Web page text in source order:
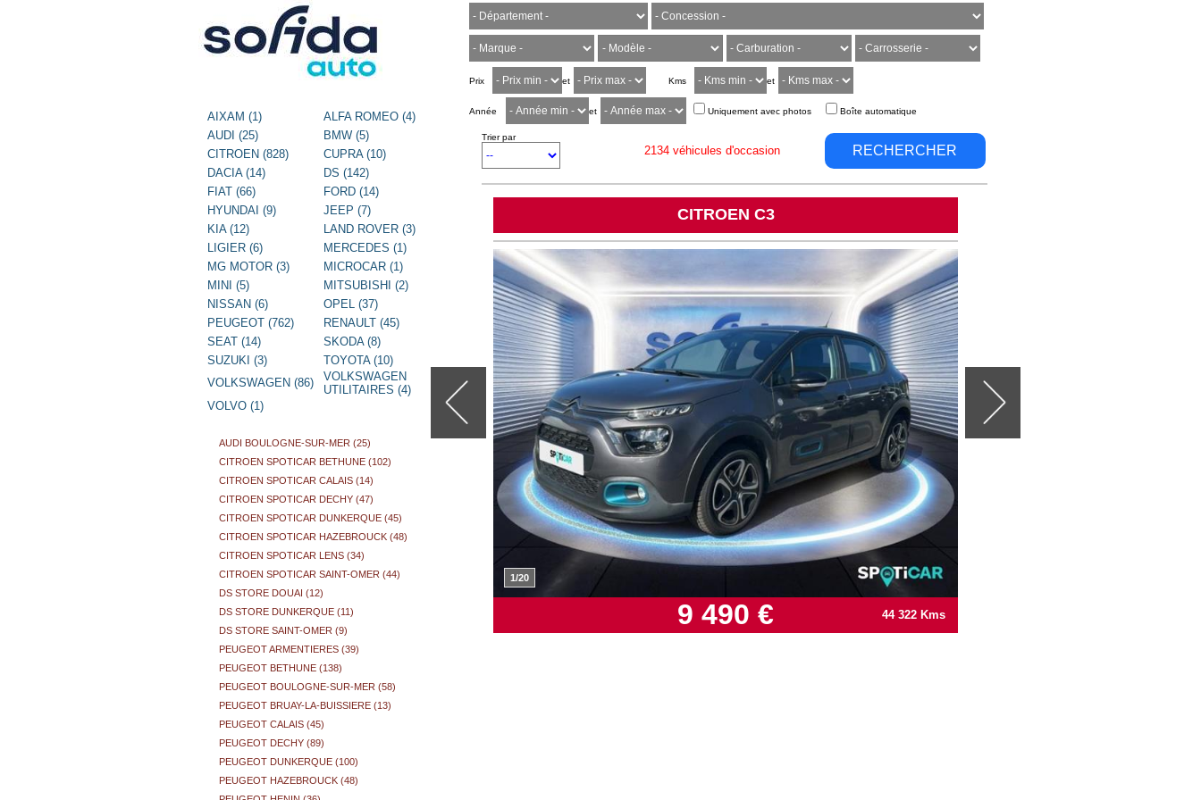
AIXAM (1)
ALFA ROMEO (4)
AUDI (25)
BMW (5)
CITROEN (828)
CUPRA (10)
DACIA (14)
DS (142)
FIAT (66)
FORD (14)
HYUNDAI (9)
JEEP (7)
KIA (12)
LAND ROVER (3)
LIGIER (6)
MERCEDES (1)
MG MOTOR (3)
MICROCAR (1)
MINI (5)
MITSUBISHI (2)
NISSAN (6)
OPEL (37)
PEUGEOT (762)
RENAULT (45)
SEAT (14)
SKODA (8)
SUZUKI (3)
TOYOTA (10)
VOLKSWAGEN (86)
VOLKSWAGEN
UTILITAIRES (4)
VOLVO (1)
AUDI BOULOGNE-SUR-MER (25)
CITROEN SPOTICAR BETHUNE (102)
CITROEN SPOTICAR CALAIS (14)
CITROEN SPOTICAR DECHY (47)
CITROEN SPOTICAR DUNKERQUE (45)
CITROEN SPOTICAR HAZEBROUCK (48)
CITROEN SPOTICAR LENS (34)
CITROEN SPOTICAR SAINT-OMER (44)
DS STORE DOUAI (12)
DS STORE DUNKERQUE (11)
DS STORE SAINT-OMER (9)
PEUGEOT ARMENTIERES (39)
PEUGEOT BETHUNE (138)
PEUGEOT BOULOGNE-SUR-MER (58)
PEUGEOT BRUAY-LA-BUISSIERE (13)
PEUGEOT CALAIS (45)
PEUGEOT DECHY (89)
PEUGEOT DUNKERQUE (100)
PEUGEOT HAZEBROUCK (48)
Prix et Kms et
Année et Uniquement avec photos Boîte automatique
Trier par
2134 véhicules d'occasion
PEUGEOT 2008
32 590 € 8 500 Kms
2/20